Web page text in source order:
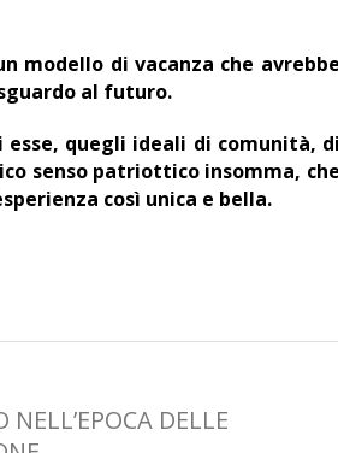
modello di vacanza che avrebbe
al futuro.
quegli ideali di comunità, di
senso patriottico insomma, che
così unica e bella.
DELLE